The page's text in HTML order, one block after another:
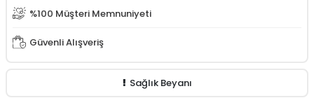
%100 Müşteri Memnuniyeti
Güvenli Alışveriş
Sağlık Beyanı